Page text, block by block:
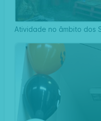
Atividade no âmbito dos